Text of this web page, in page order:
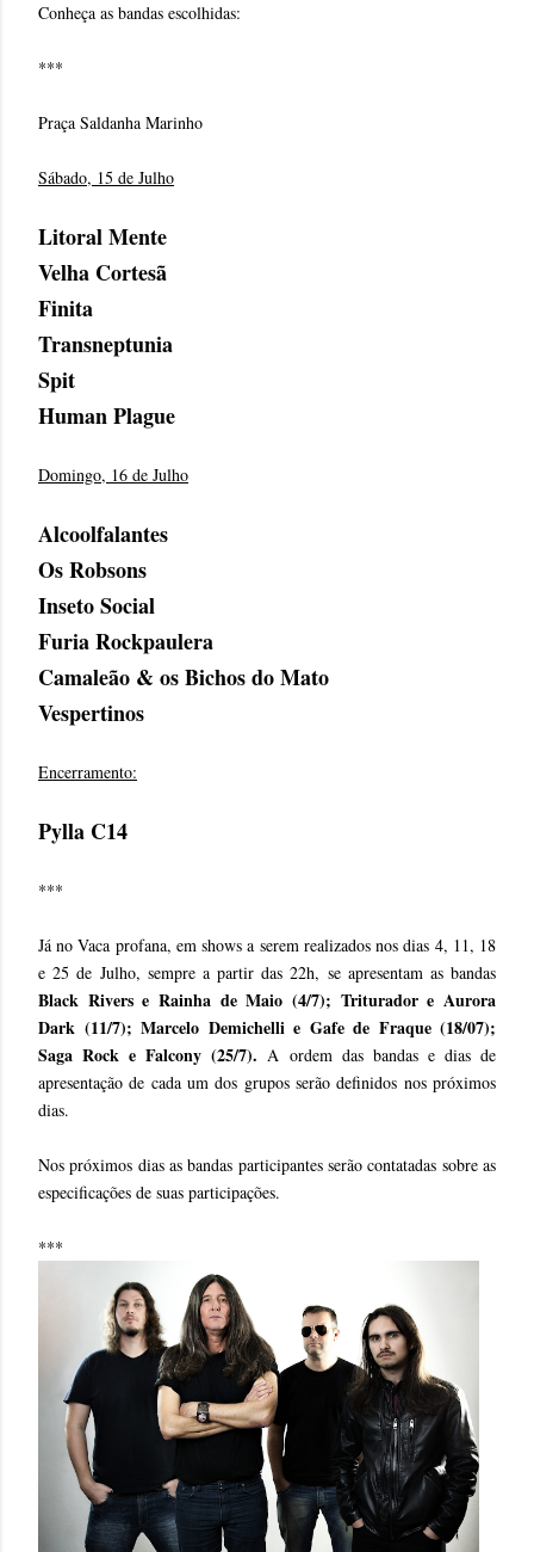
Conheça as bandas escolhidas:
***
Praça Saldanha Marinho
Sábado, 15 de Julho
Litoral Mente
Velha Cortesã
Finita
Transneptunia
Spit
Human Plague
Domingo, 16 de Julho
Alcoolfalantes
Os Robsons
Inseto Social
Furia Rockpaulera
Camaleão & os Bichos do Mato
Vespertinos
Encerramento:
Pylla C14
***
Já no Vaca profana, em shows a serem realizados nos dias 4, 11, 18
e 25 de Julho, sempre a partir das 22h, se apresentam as bandas
Black Rivers e Rainha de Maio (4/7); Triturador e Aurora
Dark (11/7); Marcelo Demichelli e Gafe de Fraque (18/07);
Saga Rock e Falcony (25/7).A ordem das bandas e dias de
apresentação de cada um dos grupos serão definidos nos próximos
dias.
Nos próximos dias as bandas participantes serão contatadas sobre as
especificações de suas participações.
***